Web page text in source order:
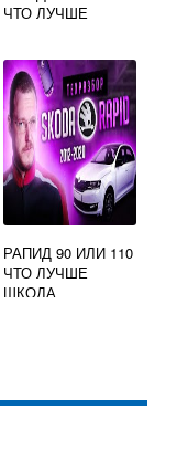
ЧТО ЛУЧШЕ
РАПИД 90 ИЛИ 110
ЧТО ЛУЧШЕ
ШКОДА